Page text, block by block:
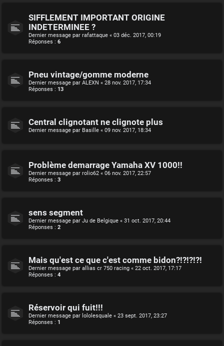
SIFFLEMENT IMPORTANT ORIGINE
INDETERMINEE ?
Dernier message par rafattaque « 03 déc. 2017, 00:19
Réponses : 6
Pneu vintage/gomme moderne
Dernier message par ALEXN « 28 nov. 2017, 17:34
Réponses : 13
Central clignotant ne clignote plus
Dernier message par Basille « 09 nov. 2017, 18:34
Problème demarrage Yamaha XV 1000!!
Dernier message par rolio62 « 06 nov. 2017, 22:57
Réponses : 3
sens segment
Dernier message par Ju de Belgique « 31 oct. 2017, 20:44
Réponses : 2
Mais qu'est ce que c'est comme bidon?!?!?!?!
Dernier message par allias cr 750 racing « 22 oct. 2017, 17:17
Réponses : 4
Réservoir qui fuit!!!
Dernier message par lololesquale « 23 sept. 2017, 23:27
Réponses : 1